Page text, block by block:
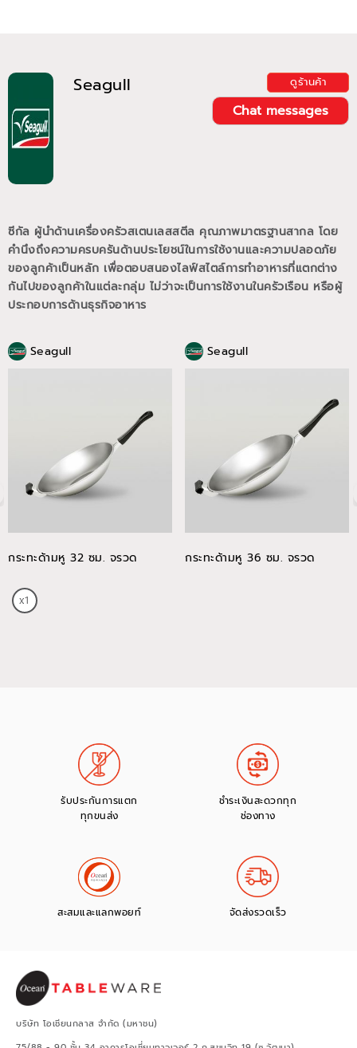
Seagull ดูร้านค้า
Chat messages
ซีกัล ผู้นำด้านเครื่องครัวสเตนเลสสตีล คุณภาพมาตรฐานสากล โดย
คำนึงถึงความครบครันด้านประโยชน์ในการใช้งานและความปลอดภัย
ของลูกค้าเป็นหลัก เพื่อตอบสนองไลฟ์สไตล์การทำอาหารที่แตกต่าง
กันไปของลูกค้าในแต่ละกลุ่ม ไม่ว่าจะเป็นการใช้งานในครัวเรือน หรือผู้
ประกอบการด้านธุรกิจอาหาร
Seagull
กระทะด้ามหู 32 ซม. จรวด
Seagull
กระทะด้ามหู 36 ซม. จรวด
รับประกันการแตก
ทุกขนส่ง
ชำระเงินสะดวกทุก
ช่องทาง
สะสมและแลกพอยท์ จัดส่งรวดเร็ว
บริษัท โอเชียนกลาส จำกัด (มหาชน)